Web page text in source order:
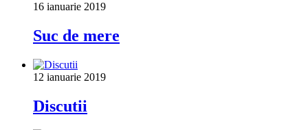
16 ianuarie 2019
Suc de mere
12 ianuarie 2019
Discutii